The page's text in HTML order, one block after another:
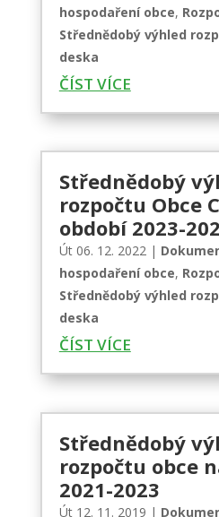
hospodaření obce,
Střednědobý výhled
deska
ČÍST VÍCE
Střednědobý
rozpočtu Obce
období 2023-
Út 06. 12. 2022|
hospodaření obce,
Střednědobý výhled
deska
ČÍST VÍCE
Střednědobý
rozpočtu obce
2021-2023
Út 12. 11. 2019 |